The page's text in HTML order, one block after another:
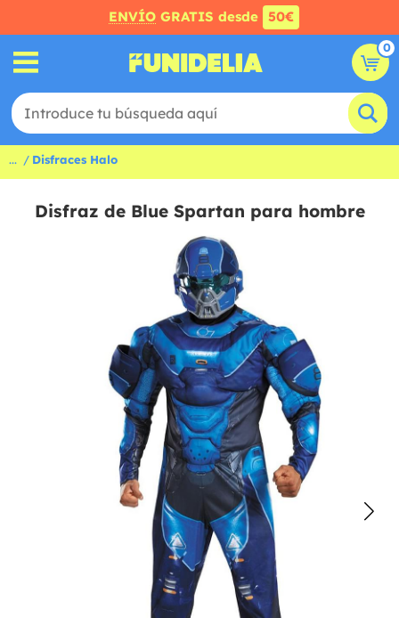
ENVÍO GRATIS desde 50€
0
... Disfraces Halo
Disfraz de Blue Spartan para hombre